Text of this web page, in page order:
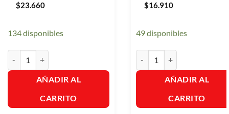
$23.660
134 disponibles
AÑADIR AL
CARRITO
$16.910
49 disponibles
AÑADIR AL
CARRITO